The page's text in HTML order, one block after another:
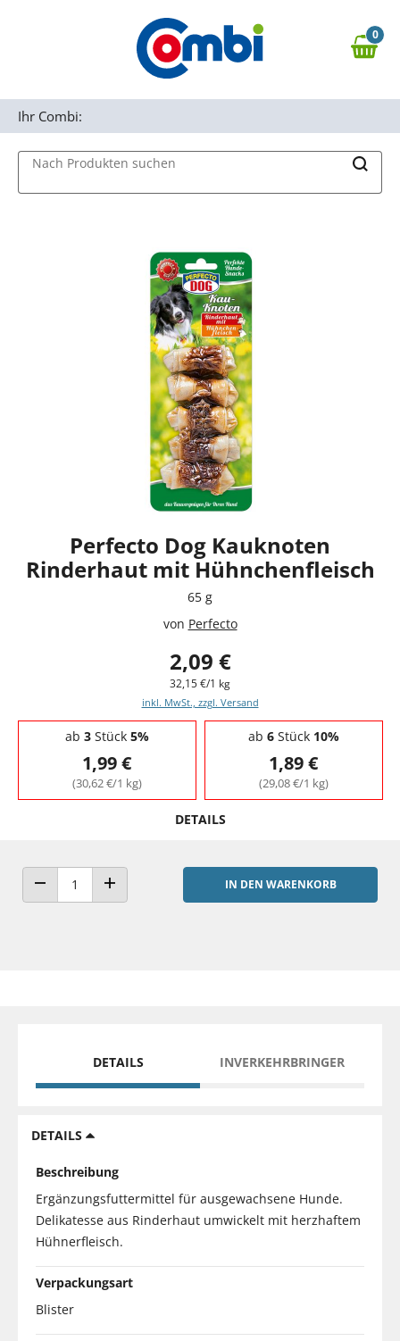
Zur Navigation springen
0,00 €
0
Nach Produkten suchen
Ihr Combi:
Perfecto Dog Kauknoten
Rinderhaut mit Hühnchenfleisch
65 g
von Perfecto
2,09 €
32,15 €/1 kg
inkl. MwSt., zzgl. Versand
Staffelpreise - Mengenrabatt
ab 3Stück 5%
1,99 €
(30,62 €/1 kg)
ab 6Stück 10%
1,89 €
(29,08 €/1 kg)
DETAILS
ANZAHL VERRINGERNANZAHL ERHÖHEN
IN DEN WARENKORB
DETAILS INVERKEHRBRINGER
DETAILS
Beschreibung
Ergänzungsfuttermittel für ausgewachsene Hunde.
Delikatesse aus Rinderhaut umwickelt mit herzhaftem
Hühnerfleisch.
Verpackungsart
Blister